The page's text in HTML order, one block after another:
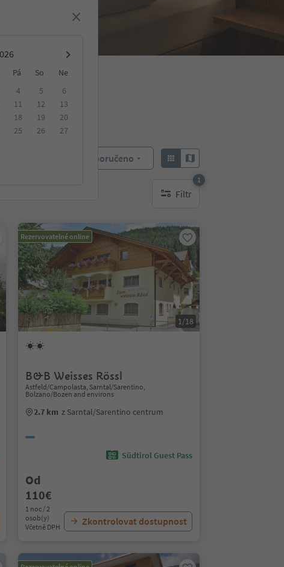
Pá So
Ne
4 5
6
11 12
13
18 19
20
25 26
27
Doporučeno
Filtr
1
1 aktywny filtr
Rezervovatelné online
1/18
B&B Weisses Rössl
Astfeld/Campolasta, Sarntal/Sarentino,
Bolzano/Bozen and environs
2.7 km z Sarntal/Sarentino centrum
Südtirol Guest Pass
Od
110€
1 noc / 2
osob(y)
Včetně DPH
Zkontrolovat dostupnost